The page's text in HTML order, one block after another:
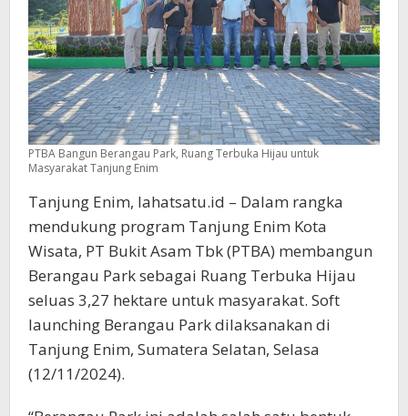
PTBA Bangun Berangau Park, Ruang Terbuka Hijau untuk
Masyarakat Tanjung Enim
Tanjung Enim, lahatsatu.id – Dalam rangka
mendukung program Tanjung Enim Kota
Wisata, PT Bukit Asam Tbk (PTBA) membangun
Berangau Park sebagai Ruang Terbuka Hijau
seluas 3,27 hektare untuk masyarakat. Soft
launching Berangau Park dilaksanakan di
Tanjung Enim, Sumatera Selatan, Selasa
(12/11/2024).